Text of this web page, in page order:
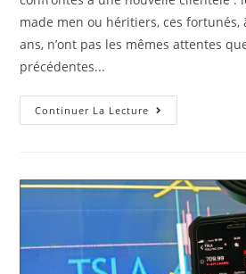
made men ou héritiers, ces fortunés,
ans, n’ont pas les mêmes attentes
précédentes...
Continuer La Lecture